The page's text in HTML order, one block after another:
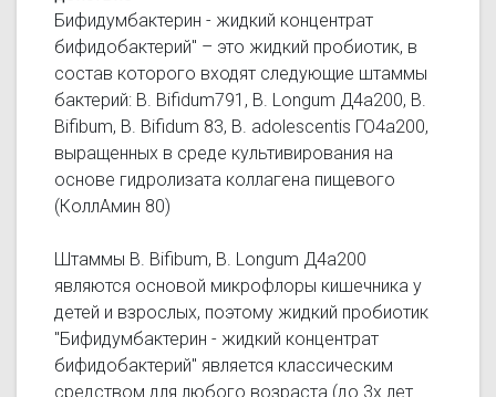
Бифидумбактерин - жидкий концентрат
бифидобактерий" – это жидкий пробиотик, в
состав которого входят следующие штаммы
бактерий: В. Bifidum791, В. Longum Д4а200, В.
Bifibum, В. Bifidum 83, В. adolescentis ГО4а200,
выращенных в среде культивирования на
основе гидролизата коллагена пищевого
(КоллАмин 80)
Штаммы В. Bifibum, В. Longum Д4а200
являются основой микрофлоры кишечника у
детей и взрослых, поэтому жидкий пробиотик
"Бифидумбактерин - жидкий концентрат
бифидобактерий" является классическим
средством для любого возраста (до 3х лет